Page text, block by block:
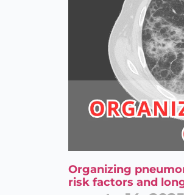
Organizing
risk factors and